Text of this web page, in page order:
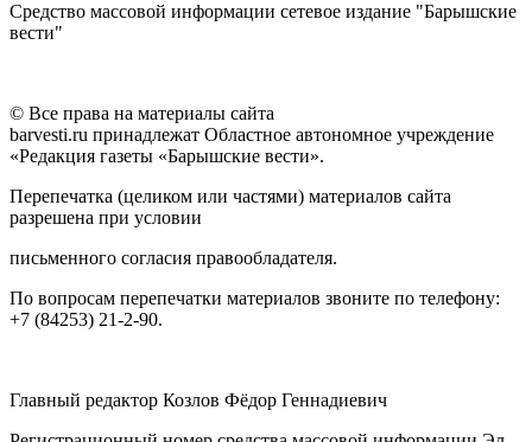
Средство массовой информации сетевое издание "Барышские
вести"
© Все права на материалы сайта
barvesti.ru принадлежат Областное автономное учреждение
«Редакция газеты «Барышские вести».
Перепечатка (целиком или частями) материалов сайта
разрешена при условии
письменного согласия правообладателя.
По вопросам перепечатки материалов звоните по телефону:
+7 (84253) 21-2-90.
Главный редактор Козлов Фёдор Геннадиевич